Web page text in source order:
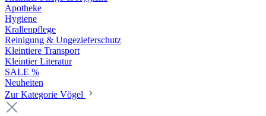
Apotheke
Hygiene
Krallenpflege
Reinigung & Ungezieferschutz
Kleintiere Transport
Kleintier Literatur
SALE %
Neuheiten
Zur Kategorie Vögel